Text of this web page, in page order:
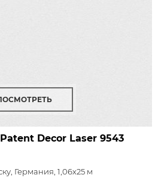
Decor Laser 9543
Германия, 1,06x25 м